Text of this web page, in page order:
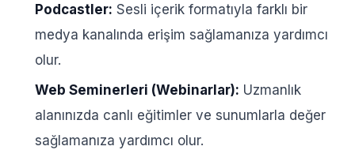
Podcastler: Sesli içerik formatıyla farklı bir
medya kanalında erişim sağlamanıza yardımcı
olur.
Web Seminerleri (Webinarlar): Uzmanlık
alanınızda canlı eğitimler ve sunumlarla değer
sağlamanıza yardımcı olur.